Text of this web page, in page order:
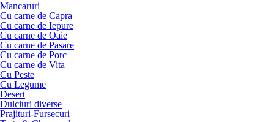
Mancaruri
Cu carne de Capra
Cu carne de Iepure
Cu carne de Oaie
Cu carne de Pasare
Cu carne de Porc
Cu carne de Vita
Cu Peste
Cu Legume
Desert
Dulciuri diverse
Prajituri-Fursecuri